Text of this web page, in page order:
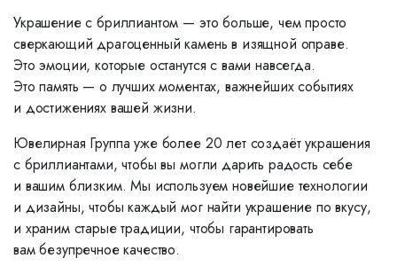
Украшение с бриллиантом — это больше, чем просто
сверкающий драгоценный камень в изящной оправе.
Это эмоции, которые останутся с вами навсегда.
Это память — о лучших моментах, важнейших событиях
и достижениях вашей жизни.
Ювелирная Группа уже более 20 лет создаёт украшения
с бриллиантами, чтобы вы могли дарить радость себе
и вашим близким. Мы используем новейшие технологии
и дизайны, чтобы каждый мог найти украшение по вкусу,
и храним старые традиции, чтобы гарантировать
вам безупречное качество.